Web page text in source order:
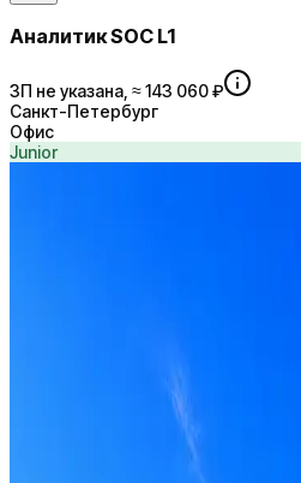
Аналитик SOC L1
ЗП не указана, ≈ 143 060 ₽
Санкт-Петербург
Офис
Junior